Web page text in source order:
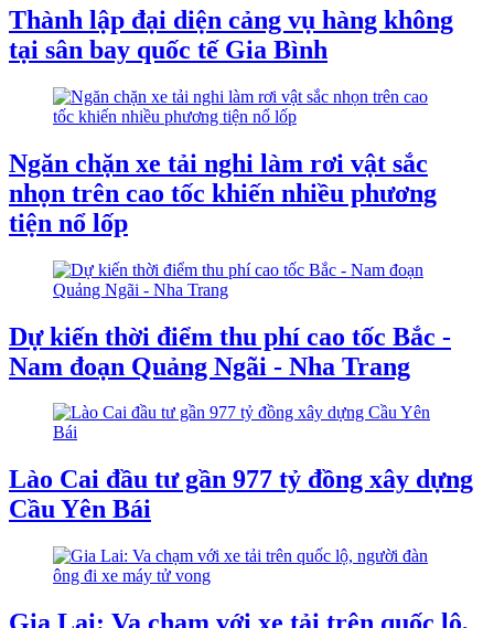
Thành lập đại diện cảng vụ hàng không
tại sân bay quốc tế Gia Bình
Ngăn chặn xe tải nghi làm rơi vật sắc
nhọn trên cao tốc khiến nhiều phương
tiện nổ lốp
Dự kiến thời điểm thu phí cao tốc Bắc -
Nam đoạn Quảng Ngãi - Nha Trang
Lào Cai đầu tư gần 977 tỷ đồng xây dựng
Cầu Yên Bái